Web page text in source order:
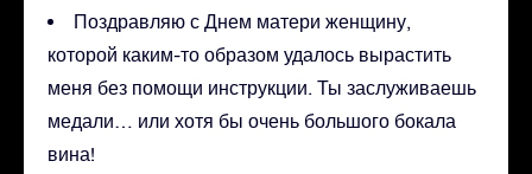
Поздравляю с Днем матери женщину,
которой каким-то образом удалось вырастить
меня без помощи инструкции. Ты заслуживаешь
медали… или хотя бы очень большого бокала
вина!